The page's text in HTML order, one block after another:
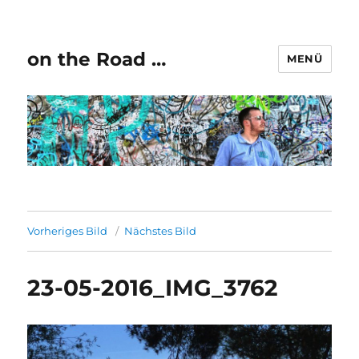
on the Road … MENÜ
Vorheriges Bild Nächstes Bild
23-05-2016_IMG_3762